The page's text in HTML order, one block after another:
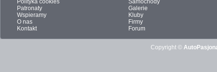
Polityka cookies
Patronaty
Wspieramy
O nas
Kontakt
Samochody
Galerie
Kluby
Firmy
Forum
Copyright ©